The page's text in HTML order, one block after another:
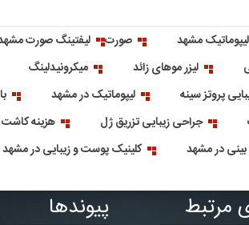
مشهد صورت لیفتینگ صورت
لیزر موهای زائد
میکرونیدلینگ
پروتز سینه لیپوماتیک در مشهد
جراحی زیبایی تزریق ژل هزینه
بینی در مشهد
کلینیک پوست و زیبایی در مشهد
مرتبط پیوندها